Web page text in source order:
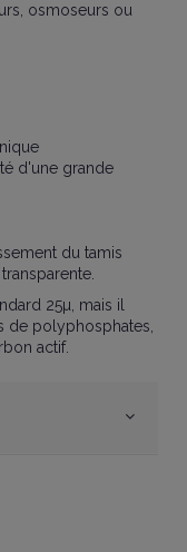
osmoseurs ou
d'une grande
du tamis
25µ, mais il
de polyphosphates,
actif.